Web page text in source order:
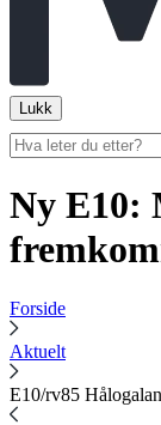
Lukk
Ny E10:
Forside
Aktuelt
E10/rv85